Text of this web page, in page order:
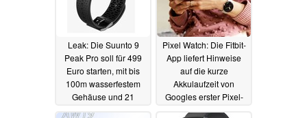
Leak: Die Suunto 9
Peak Pro soll für 499
Euro starten, mit bis
100m wasserfestem
Gehäuse und 21
Tagen Laufzeit
Pixel Watch: Die Fitbit-
App liefert Hinweise
auf die kurze
Akkulaufzeit von
Googles erster Pixel-
Smartwatch15.08.2022